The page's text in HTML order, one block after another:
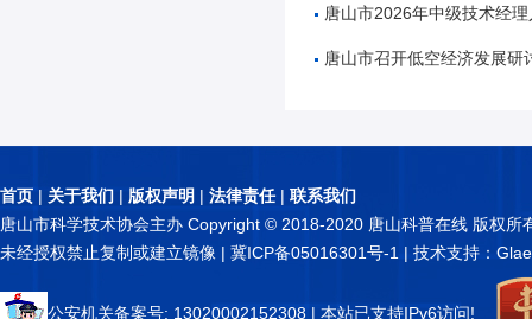
唐山市2026年中级技术经理人
唐山市召开低空经济发展研
首页 | 关于我们 | 版权声明 | 法律责任| 联系我们
唐山市科学技术协会主办 Copyright © 2018-2020 唐山科普在线 版权所
未经授权禁止复制或建立镜像 | 冀ICP备05016301号-1 | 技术支持：
公安机关备案号: 13020002152308 | 本站已支持IPv6访问!